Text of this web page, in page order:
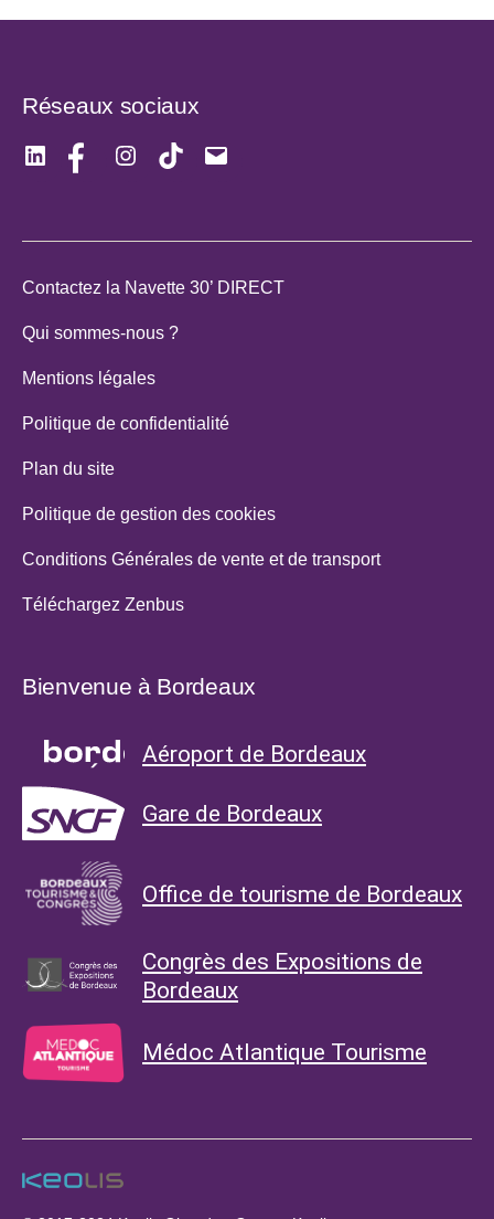
Réseaux sociaux
LinkedInFacebookInstagramTikTokE-
Contactez la Navette 30’ DIRECT
Qui sommes-nous ?
Mentions légales
Politique de confidentialité
Plan du site
Politique de gestion des cookies
Conditions Générales de vente et de transport
Téléchargez Zenbus
Bienvenue à Bordeaux
Aéroport de Bordeaux
Gare de Bordeaux
Office de tourisme de Bordeaux
Congrès des Expositions de
Bordeaux
Médoc Atlantique Tourisme